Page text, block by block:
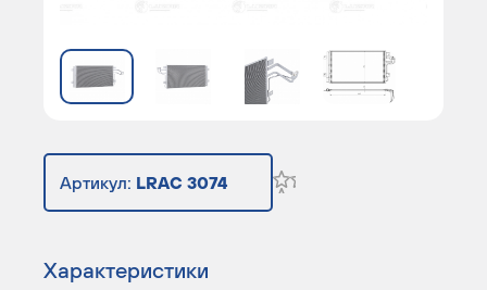
Артикул: LRAC 3074
Характеристики